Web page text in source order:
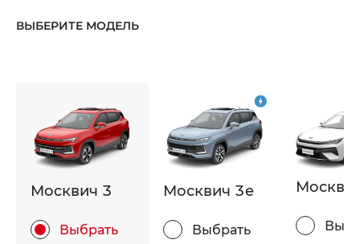
ВЫБЕРИТЕ МОДЕЛЬ
Москвич 3
Выбрать
Москвич 3e
Выбрать